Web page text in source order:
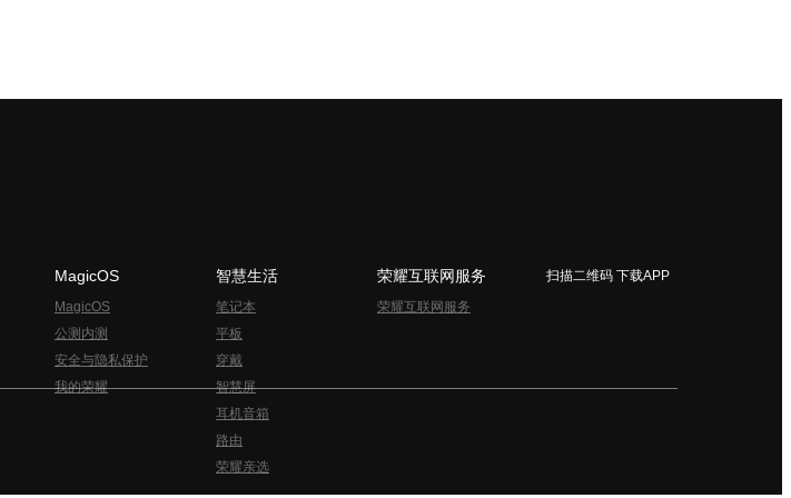
MagicOS
MagicOS
公测内测
安全与隐私保护
我的荣耀
智慧生活
笔记本
平板
穿戴
智慧屏
耳机音箱
路由
荣耀亲选
荣耀互联网服务
荣耀互联网服务
扫描二维码 下载APP